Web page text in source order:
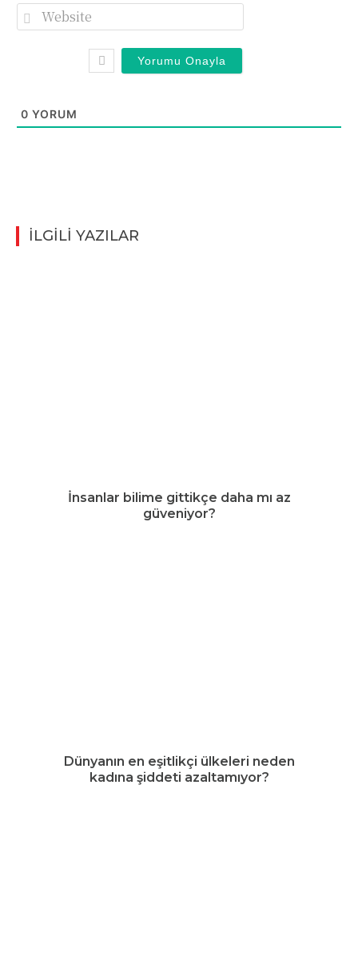
0 YORUM
İLGİLİ YAZILAR
İnsanlar bilime gittikçe daha mı az
güveniyor?
Dünyanın en eşitlikçi ülkeleri neden
kadına şiddeti azaltamıyor?